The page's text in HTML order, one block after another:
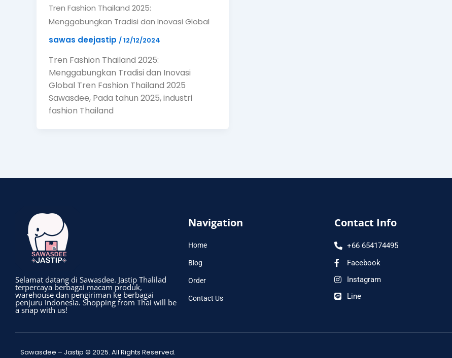
Tren Fashion Thailand 2025:
Menggabungkan Tradisi dan Inovasi Global
sawas deejastip /12/12/2024
Tren Fashion Thailand 2025:
Menggabungkan Tradisi dan Inovasi
Global Tren Fashion Thailand 2025
Sawasdee, Pada tahun 2025, industri
fashion Thailand
Selamat datang di Sawasdee. Jastip Thalilad
terpercaya berbagai macam produk,
warehouse dan pengiriman ke berbagai
penjuru Indonesia. Shopping from Thai will be
a snap with us!
Navigation
Home
Blog
Order
Contact Us
Contact Info
+66 654174495
Facebook
Instagram
Line
Sawasdee – Jastip © 2025. All Rights Reserved.